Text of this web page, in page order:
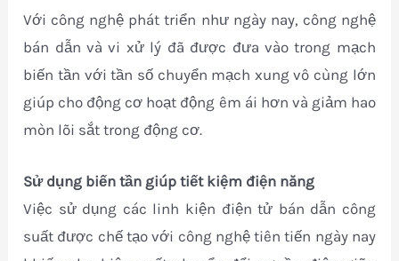
Với công nghệ phát triển như ngày nay, công nghệ
bán dẫn và vi xử lý đã được đưa vào trong mạch
biến tần với tần số chuyển mạch xung vô cùng lớn
giúp cho động cơ hoạt động êm ái hơn và giảm hao
mòn lõi sắt trong động cơ.
Sử dụng biến tần giúp tiết kiệm điện năng
Việc sử dụng các linh kiện điện tử bán dẫn công
suất được chế tạo với công nghệ tiên tiến ngày nay